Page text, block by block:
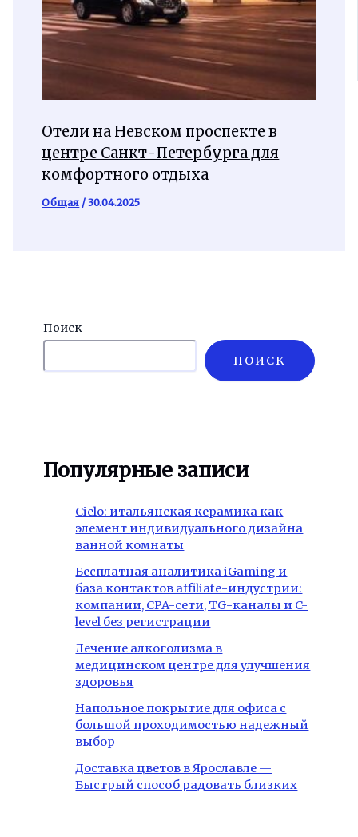
Отели на Невском проспекте в
центре Санкт-Петербурга для
комфортного отдыха
Общая /30.04.2025
Поиск
ПОИСК
Популярные записи
Cielo: итальянская керамика как
элемент индивидуального дизайна
ванной комнаты
Бесплатная аналитика iGaming и
база контактов affiliate-индустрии:
компании, CPA-сети, TG-каналы и C-
level без регистрации
Лечение алкоголизма в
медицинском центре для улучшения
здоровья
Напольное покрытие для офиса с
большой проходимостью надежный
выбор
Доставка цветов в Ярославле —
Быстрый способ радовать близких